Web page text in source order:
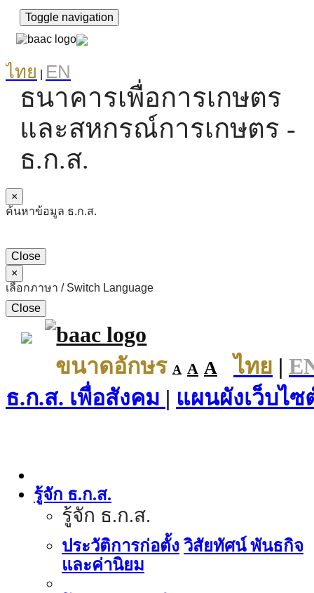
Toggle navigation
ไทย EN
ธนาคารเพื่อการเกษตร
และสหกรณ์การเกษตร -
ธ.ก.ส.
×
ค้นหาข้อมูล ธ.ก.ส.
Close
×
เลือกภาษา / Switch Language
Close
ขนาดอักษร A A A ไทย |
ธ.ก.ส. เพื่อสังคม | แผนผังเว็บไซ
รู้จัก ธ.ก.ส.
รู้จัก ธ.ก.ส.
ประวัติการก่อตั้ง วิสัยทัศน์ พันธกิจ
และค่านิยม